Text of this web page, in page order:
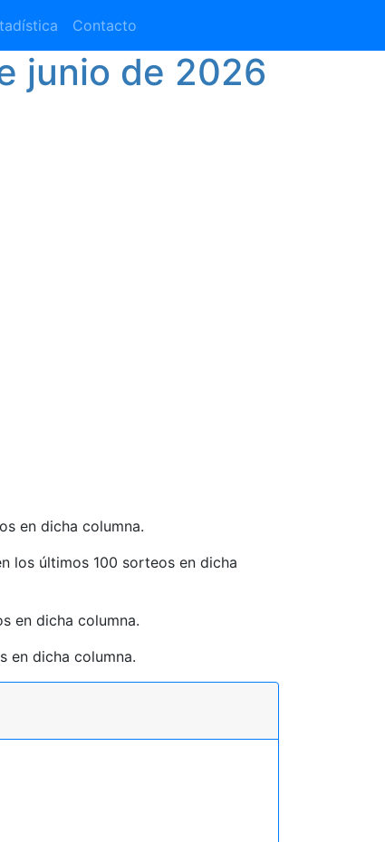
Contacto
junio de 2026
en dicha columna.
los últimos 100 sorteos en dicha
en dicha columna.
en dicha columna.